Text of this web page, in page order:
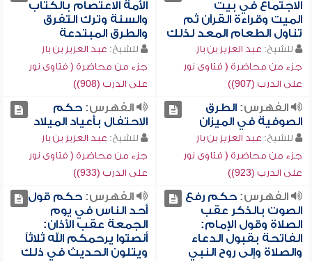
الاجتماع في بيت
الميت وقراءة القرآن ثم
تناول الطعام المعد لذلك
للشيخ: عبد العزيز بن باز
جزء من محاضرة ( فتاوى نور
على الدرب (907))
الأمة الاعتصام بالكتاب
والسنة وترك التفرق
والطرق المبتدعة
للشيخ: عبد العزيز بن باز
جزء من محاضرة ( فتاوى نور
على الدرب (908))
الفهرس:الطرق
الصوفية في الميزان
للشيخ: عبد العزيز بن باز
جزء من محاضرة ( فتاوى نور
على الدرب (923))
الفهرس:حكم
الاحتفال بأعياد الميلاد
للشيخ: عبد العزيز بن باز
جزء من محاضرة ( فتاوى نور
على الدرب (933))
الفهرس:حكم رفع
الصوت بالذكر عقب
الصلاة وقول الإمام:
الفاتحة بقبول الدعاء
والصلاة وإلى روح النبي
الفهرس:حكم قول
أحد الناس في يوم
الجمعة عقب الأذان:
أنصتوا يرحمكم الله ثلاثاً
ويتلون الحديث في ذلك